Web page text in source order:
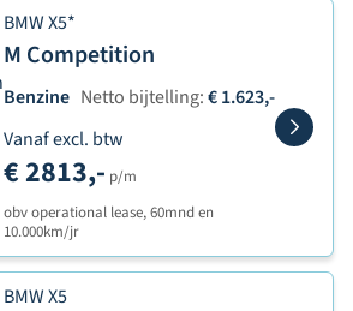
BMW X5*
M Competition
Benzine Netto bijtelling:€ 1.623,-
Vanaf excl. btw
€ 2813,- p/m
obv operational lease, 60mnd en
10.000km/jr
BMW X5